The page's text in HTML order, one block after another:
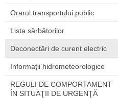
Orarul transportului public
Lista sărbătorilor
Deconectări de curent electric
Informații hidrometeorologice
REGULI DE COMPORTAMENT
ÎN SITUAŢII DE URGENŢĂ